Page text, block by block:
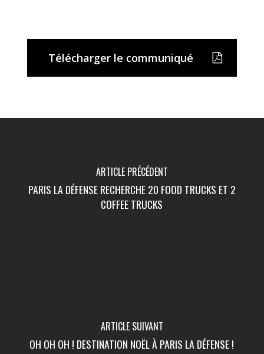
Télécharger le communiqué
ARTICLE PRÉCÉDENT
PARIS LA DÉFENSE RECHERCHE 20 FOOD TRUCKS ET 2
COFFEE TRUCKS
ARTICLE SUIVANT
OH OH OH ! DESTINATION NOËL À PARIS LA DÉFENSE !